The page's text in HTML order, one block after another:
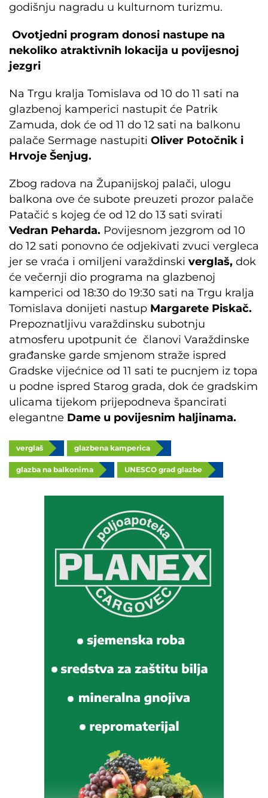
godišnju nagradu u kulturnom turizmu.
Ovotjedni program donosi nastupe na
nekoliko atraktivnih lokacija u povijesnoj
jezgri
Na Trgu kralja Tomislava od 10 do 11 sati na
glazbenoj kamperici nastupit će Patrik
Zamuda, dok će od 11 do 12 sati na balkonu
palače Sermage nastupiti Oliver Potočnik i
Hrvoje Šenjug.
Zbog radova na Županijskoj palači, ulogu
balkona ove će subote preuzeti prozor palače
Patačić s kojeg će od 12 do 13 sati svirati
Vedran Peharda. Povijesnom jezgrom od 10
do 12 sati ponovno će odjekivati zvuci vergleca
jer se vraća i omiljeni varaždinski verglaš, dok
će večernji dio programa na glazbenoj
kamperici od 18:30 do 19:30 sati na Trgu kralja
Tomislava donijeti nastup Margarete Piskač.
Prepoznatljivu varaždinsku subotnju
atmosferu upotpunit će članovi Varaždinske
građanske garde smjenom straže ispred
Gradske vijećnice od 11 sati te pucnjem iz topa
u podne ispred Starog grada, dok će gradskim
ulicama tijekom prijepodneva špancirati
elegantne Dame u povijesnim haljinama.
verglaš glazbena kamperica
glazba na balkonima UNESCO grad glazbe